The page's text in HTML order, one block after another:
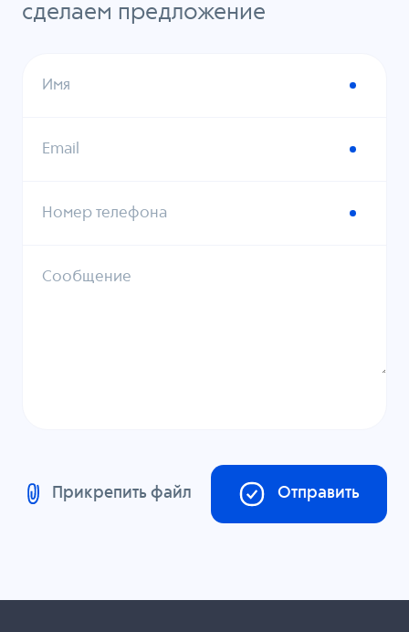
сделаем предложение
Имя
Email
Номер телефона
Сообщение
Прикрепить файл Отправить